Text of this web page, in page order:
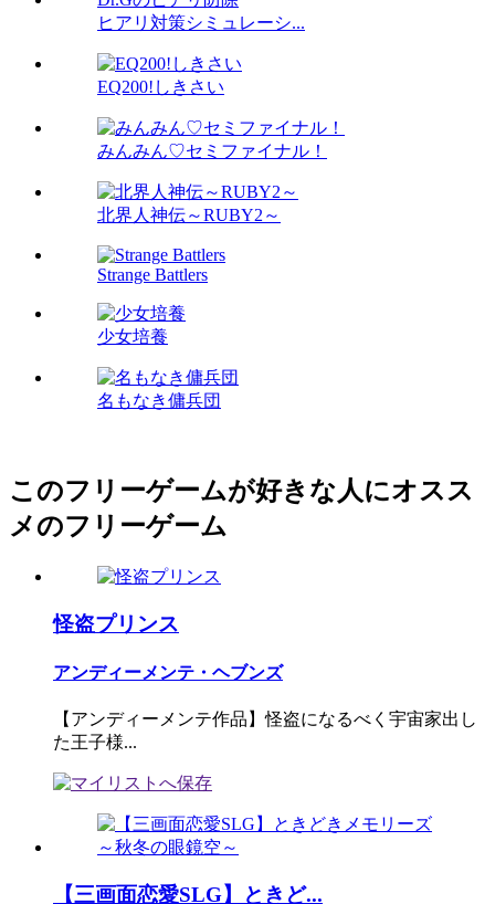
ヒアリ対策シミュレーシ...
EQ200!しきさい
みんみん♡セミファイナル！
北界人神伝～RUBY2～
Strange Battlers
少女培養
名もなき傭兵団
このフリーゲームが好きな人にオスス
メのフリーゲーム
怪盗プリンス
アンディーメンテ・ヘブンズ
【アンディーメンテ作品】怪盗になるべく宇宙家出し
た王子様...
【三画面恋愛SLG】ときど...